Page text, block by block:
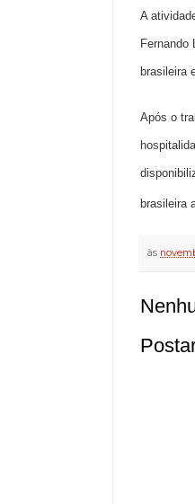
A
Fernando
brasileira
Após o
brasileira
às